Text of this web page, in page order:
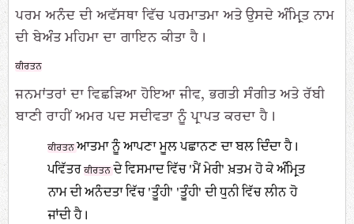
ਪਰਮ ਅਨੰਦ ਦੀ ਅਵੱਸਥਾ ਵਿੱਚ ਪਰਮਾਤਮਾ ਅਤੇ ਉਸਦੇ ਅੰਮ੍ਰਿਤ ਨਾਮ
ਦੀ ਬੇਅੰਤ ਮਹਿਮਾ ਦਾ ਗਾਇਨ ਕੀਤਾ ਹੈ।
ਕੀਰਤਨ
ਜਨਮਾਂਤਰਾਂ ਦਾ ਵਿਛੜਿਆ ਹੋਇਆ ਜੀਵ, ਭਗਤੀ ਸੰਗੀਤ ਅਤੇ ਰੱਬੀ
ਬਾਣੀ ਰਾਹੀਂ ਅਮਰ ਪਦ ਸਦੀਵਤਾ ਨੂੰ ਪ੍ਰਾਪਤ ਕਰਦਾ ਹੈ।
ਕੀਰਤਨ ਆਤਮਾ ਨੂੰ ਆਪਣਾ ਮੂਲ ਪਛਾਨਣ ਦਾ ਬਲ ਦਿੰਦਾ ਹੈ।
ਪਵਿੱਤਰਕੀਰਤਨ ਦੇ ਵਿਸਮਾਦ ਵਿੱਚ 'ਮੈਂ ਮੇਰੀ' ਖ਼ਤਮ ਹੋ ਕੇ ਅੰਮ੍ਰਿਤ
ਨਾਮ ਦੀ ਅਨੰਦਤਾ ਵਿੱਚ 'ਤੂੰਹੀ' 'ਤੂੰਹੀ' ਦੀ ਧੁਨੀ ਵਿੱਚ ਲੀਨ ਹੋ
ਜਾਂਦੀ ਹੈ।